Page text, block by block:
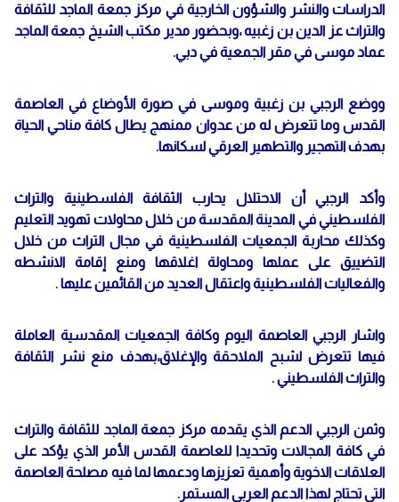
الدراسات والنشر والشؤون الخارجية في مركز جمعة الماجد للثقافة
والتراث عز الدين بن زغبيه ،وبحضور مدير مكتب الشيخ جمعة الماجد
عماد موسى في مقر الجمعية في دبي.
ووضع الرجبي بن زغبية وموسى في صورة الأوضاع في العاصمة
القدس وما تتعرض له من عدوان ممنهج يطال كافة مناحي الحياة
بهدف التهجير والتطهير العرقي لسكانها.
وأكد الرجبي أن الاحتلال يحارب الثقافة الفلسطينية والتراث
الفلسطيني في المدينة المقدسة من خلال محاولات تهويد التعليم
وكذلك محاربة الجمعيات الفلسطينية في مجال التراث من خلال
التضييق على عملها ومحاولة اغلاقها ومنع إقامة الانشطه
والفعاليات الفلسطينية واعتقال العديد من القائمين عليها .
واشار الرجبي العاصمة اليوم وكافة الجمعيات المقدسية العاملة
فيها تتعرض لشبح الملاحقة والإغلاق،بهدف منع نشر الثقافة
والتراث الفلسطيني .
وثمن الرجبي الدعم الذي يقدمه مركز جمعة الماجد للثقافة والتراث
في كافة المجالات وتحديدا للعاصمة القدس الأمر الذي يؤكد على
العلاقات الاخوية وأهمية تعزيزها ودعمها لما فيه مصلحة العاصمة
التي تحتاج لهذا الدعم العربي المستمر.